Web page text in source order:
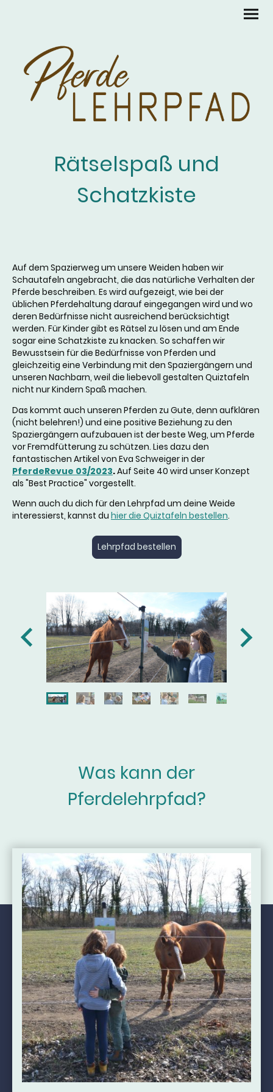
Rätselspaß und
Schatzkiste
Auf dem Spazierweg um unsere Weiden haben wir
Schautafeln angebracht, die das natürliche Verhalten der
Pferde beschreiben. Es wird aufgezeigt, wie bei der
üblichen Pferdehaltung darauf eingegangen wird und wo
deren Bedürfnisse nicht ausreichend berücksichtigt
werden. Für Kinder gibt es Rätsel zu lösen und am Ende
sogar eine Schatzkiste zu knacken. So schaffen wir
Bewusstsein für die Bedürfnisse von Pferden und
gleichzeitig eine Verbindung mit den Spaziergängern und
unseren Nachbarn, weil die liebevoll gestalten Quiztafeln
nicht nur Kindern Spaß machen.
Das kommt auch unseren Pferden zu Gute, denn aufklären
(nicht belehren!) und eine positive Beziehung zu den
Spaziergängern aufzubauen ist der beste Weg, um Pferde
vor Fremdfütterung zu schützen. Lies dazu den
fantastischen Artikel von Eva Schweiger in der
PferdeRevue 03/2023.Auf Seite 40 wird unser Konzept
als "Best Practice" vorgestellt.
Wenn auch du dich für den Lehrpfad um deine Weide
interessierst, kannst du hier die Quiztafeln bestellen.
Lehrpfad bestellen
Was kann der
Pferdelehrpfad?